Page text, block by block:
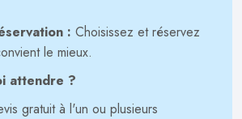
: Choisissez et réservez
le mieux.
attendre ?
gratuit à l'un ou plusieurs